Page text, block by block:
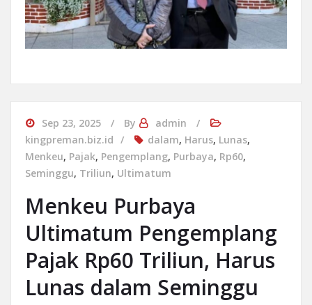
Sep 23, 2025 By
admin
kingpreman.biz.id
dalam, Harus, Lunas,
Menkeu, Pajak, Pengemplang, Purbaya, Rp60,
Seminggu, Triliun, Ultimatum
Menkeu Purbaya
Ultimatum Pengemplang
Pajak Rp60 Triliun, Harus
Lunas dalam Seminggu